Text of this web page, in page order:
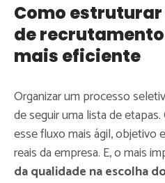
Como
de
mais eficiente
Organizar um processo
de seguir uma lista de
esse fluxo mais ágil, objetivo
reais da empresa. E, o mais
da qualidade na escolha